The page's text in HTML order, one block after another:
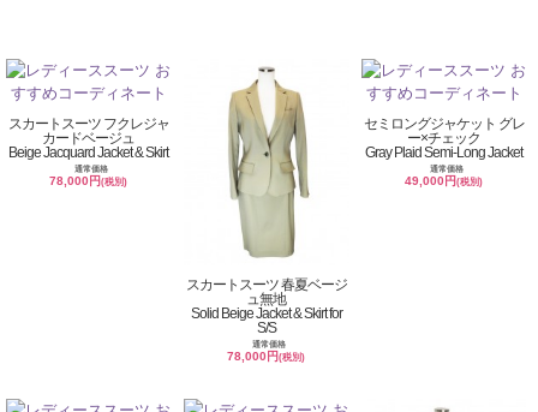
スカートスーツ フクレジャ
カードベージュ
Beige Jacquard Jacket & Skirt
通常価格
78,000円(税別)
スカートスーツ 春夏ベージ
ュ無地
Solid Beige Jacket & Skirt for
S/S
通常価格
78,000円(税別)
セミロングジャケット グレ
ー×チェック
Gray Plaid Semi-Long Jacket
通常価格
49,000円(税別)